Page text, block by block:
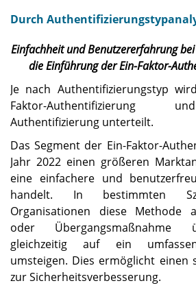
Durch
Einfachheit und Benutzererfahrung
die Einführung der Ein-Faktor-
Je nach Authentifizierungstyp
Faktor-Authentifizierung
Authentifizierung unterteilt.
Das Segment der Ein-Faktor-
Jahr 2022 einen größeren
eine einfachere und
handelt. In bestimmten
Organisationen diese Methode
oder Übergangsmaßnahme
gleichzeitig auf ein
umsteigen. Dies ermöglicht einen
zur Sicherheitsverbesserung.